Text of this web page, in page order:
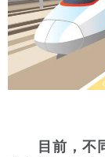
目前，不